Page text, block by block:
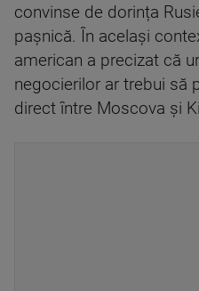
convinse de dorința
pașnică. În același
american a precizat că
negocierilor ar trebui să
direct între Moscova și